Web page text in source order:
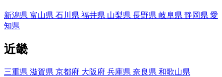
新潟県 富山県 石川県 福井県 山梨県 長野県 岐阜県 静岡県 愛
知県
近畿
三重県 滋賀県 京都府 大阪府 兵庫県 奈良県 和歌山県